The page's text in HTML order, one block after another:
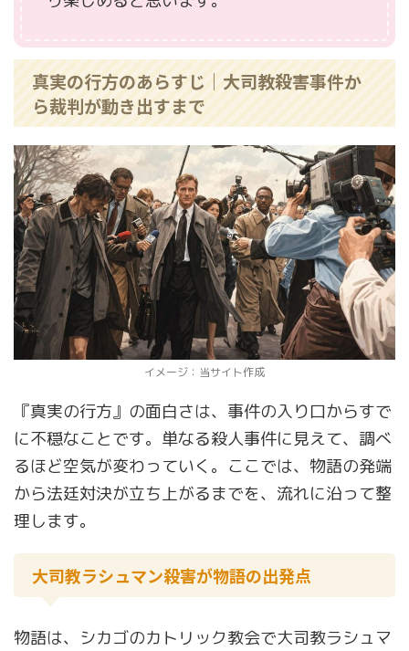
真実の行方のあらすじ｜大司教殺害事件か
ら裁判が動き出すまで
イメージ：当サイト作成
『真実の行方』の面白さは、事件の入り口からすで
に不穏なことです。単なる殺人事件に見えて、調べ
るほど空気が変わっていく。ここでは、物語の発端
から法廷対決が立ち上がるまでを、流れに沿って整
理します。
大司教ラシュマン殺害が物語の出発点
物語は、シカゴのカトリック教会で大司教ラシュマ